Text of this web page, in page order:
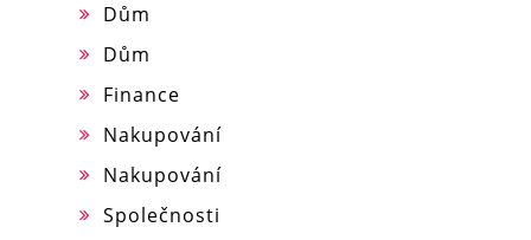
Dům
Dům
Finance
Nakupování
Nakupování
Společnosti